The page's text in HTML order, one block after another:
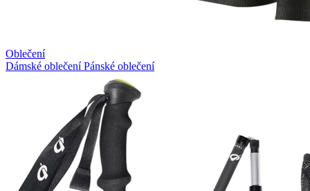
Oblečení
Dámské oblečeníPánské oblečení